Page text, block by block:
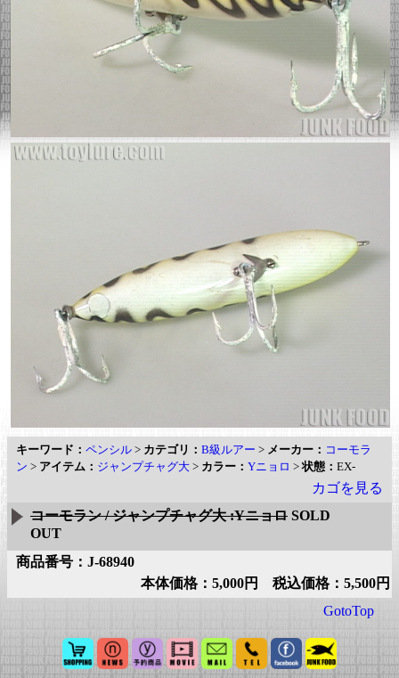
キーワード： ペンシル > カテゴリ： B級ルアー > メーカー： コーモラ
ン > アイテム： ジャンプチャグ大 > カラー： Yニョロ >状態： EX-
カゴを見る
コーモラン / ジャンプチャグ大 :Yニョロ SOLD
OUT
商品番号：J-68940
本体価格：5,000円 税込価格：5,500円
GotoTop